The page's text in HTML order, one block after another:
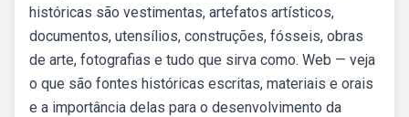
históricas são vestimentas, artefatos artísticos,
documentos, utensílios, construções, fósseis, obras
de arte, fotografias e tudo que sirva como. Web — veja
o que são fontes históricas escritas, materiais e orais
e a importância delas para o desenvolvimento da